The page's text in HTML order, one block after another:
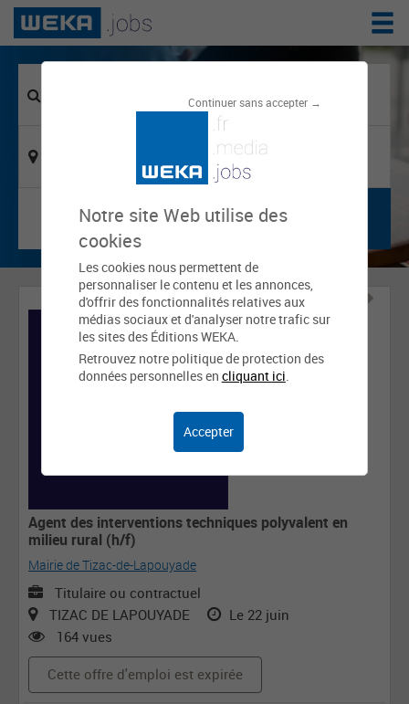
Continuer sans accepter →
Notre site Web utilise des
cookies
Les cookies nous permettent de
personnaliser le contenu et les annonces,
d'offrir des fonctionnalités relatives aux
médias sociaux et d'analyser notre trafic sur
les sites des Éditions WEKA.
Retrouvez notre politique de protection des
données personnelles en cliquant ici.
Accepter
Agent des interventions techniques polyvalent en
milieu rural (h/f)
Mairie de Tizac-de-Lapouyade
Titulaire ou contractuel
TIZAC DE LAPOUYADE
Le 22 juin
164 vues
Cette offre d'emploi est expirée